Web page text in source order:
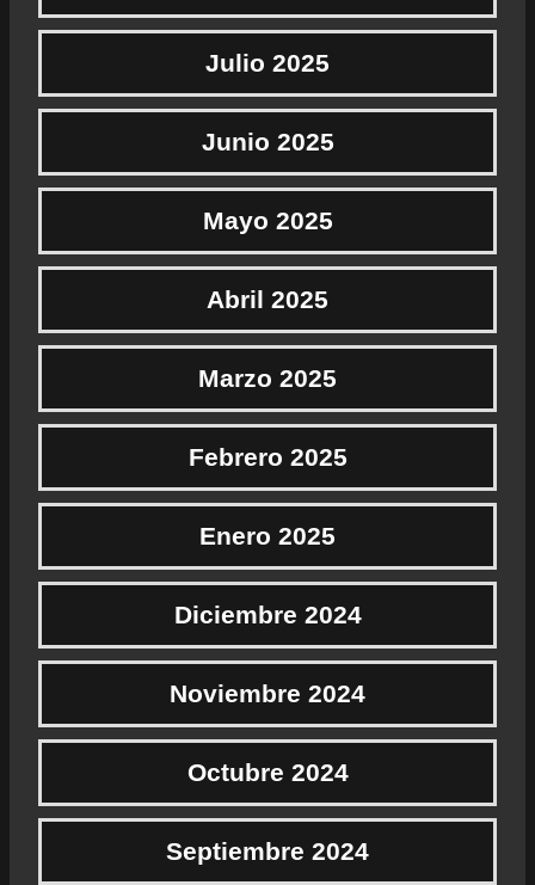
Julio 2025
Junio 2025
Mayo 2025
Abril 2025
Marzo 2025
Febrero 2025
Enero 2025
Diciembre 2024
Noviembre 2024
Octubre 2024
Septiembre 2024